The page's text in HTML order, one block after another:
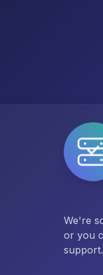
We're
or you
support.